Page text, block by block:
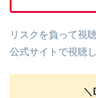
リスクを負って視
公式サイトで視聴
＼